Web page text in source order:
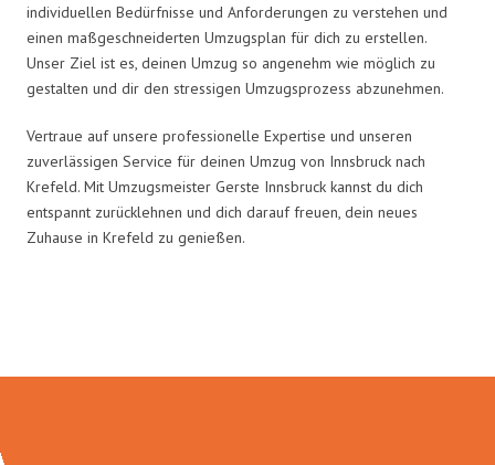
individuellen Bedürfnisse und Anforderungen zu verstehen und
einen maßgeschneiderten Umzugsplan für dich zu erstellen.
Unser Ziel ist es, deinen Umzug so angenehm wie möglich zu
gestalten und dir den stressigen Umzugsprozess abzunehmen.
Vertraue auf unsere professionelle Expertise und unseren
zuverlässigen Service für deinen Umzug von Innsbruck nach
Krefeld. Mit Umzugsmeister Gerste Innsbruck kannst du dich
entspannt zurücklehnen und dich darauf freuen, dein neues
Zuhause in Krefeld zu genießen.